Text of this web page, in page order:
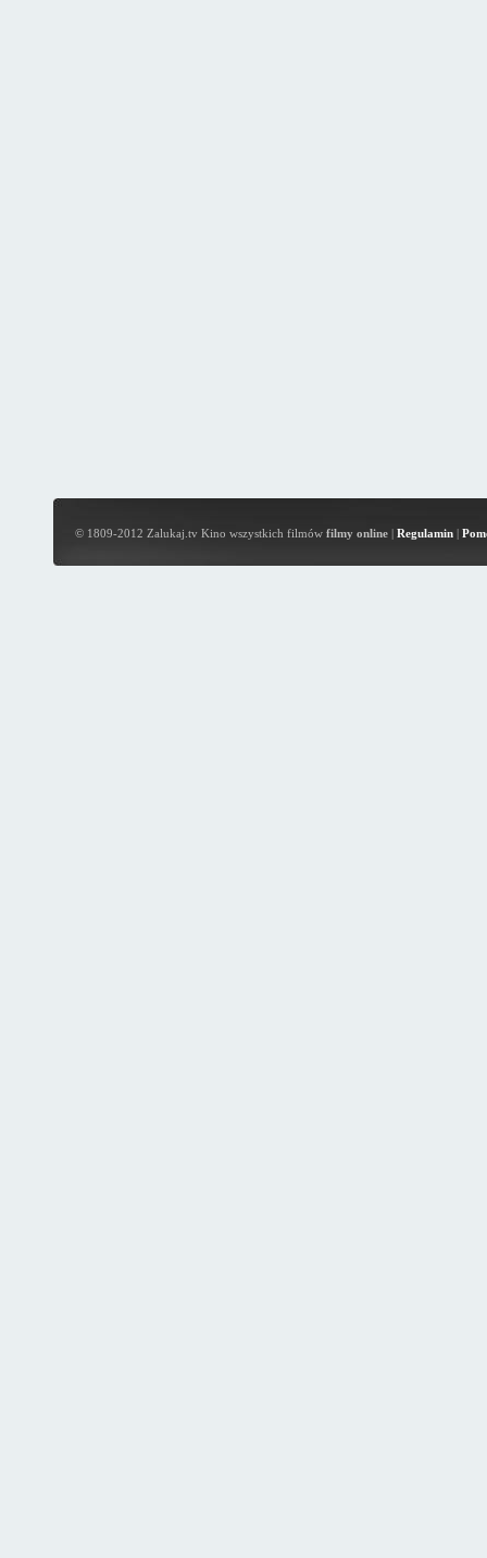
© 1809-2012 Zalukaj.tv Kino wszystkich filmów filmy online| Regulamin|